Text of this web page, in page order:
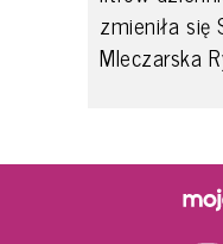
zmieniła się
Mleczarska